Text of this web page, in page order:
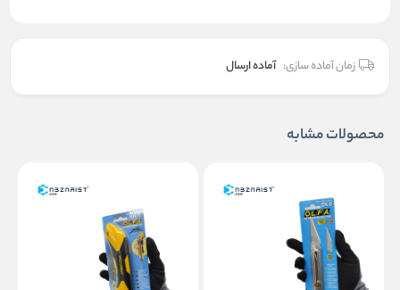
زمان آماده سازی: آماده ارسال
محصولات مشابه